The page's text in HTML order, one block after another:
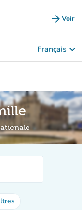
arrow_forward Voir
Français keyboard_arrow_down